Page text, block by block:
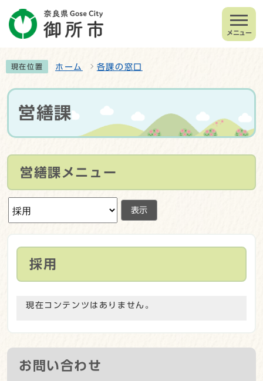
メニュー
現在位置 ホーム 各課の窓口
営繕課
営繕課メニュー
表示
採用
現在コンテンツはありません。
お問い合わせ